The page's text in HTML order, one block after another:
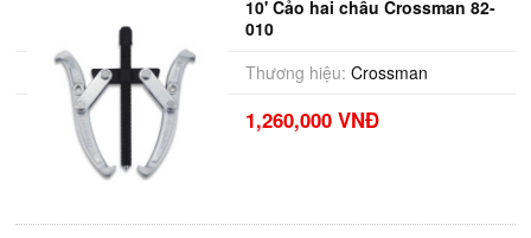
10' Cảo hai chấu Crossman 82-
010
Thương hiệu: Crossman
1,260,000 VNĐ